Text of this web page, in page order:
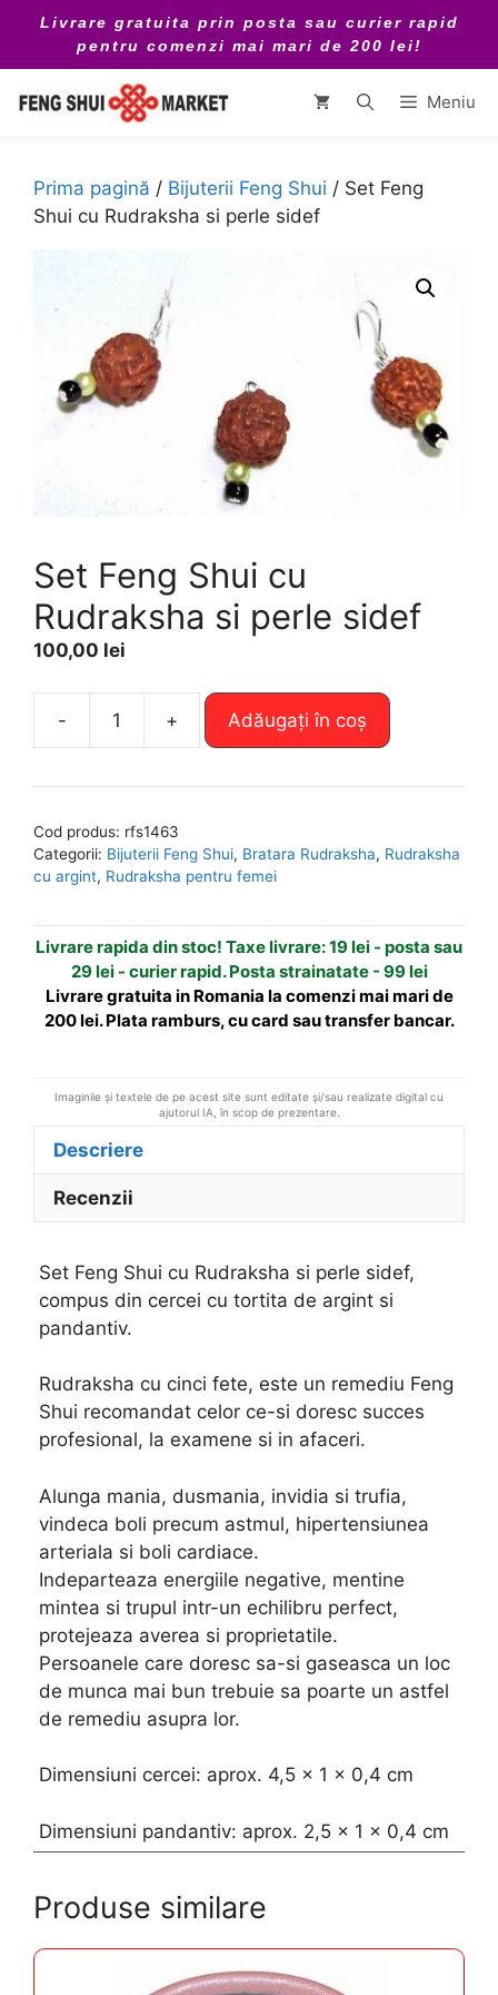
conținut
Livrare gratuita prin posta sau curier rapid
pentru comenzi mai mari de 200 lei!
Meniu
Prima pagină / Bijuterii Feng Shui / Set Feng
Shui cu Rudraksha si perle sidef
Set Feng Shui cu
Rudraksha si perle sidef
100,00 lei
-
Cantitate
Feng
cu
Rudraksha
perle
sidef
+ Adăugați în coș
e
n
a
i
v
Cod produs: rfs1463
Categorii: Bijuterii Feng Shui, Bratara Rudraksha, Rudraksha
cu argint, Rudraksha pentru femei
Livrare rapida din stoc! Taxe livrare: 19 lei - posta sau
29 lei - curier rapid. Posta strainatate - 99 lei
Livrare gratuita in Romania la comenzi mai mari de
200 lei. Plata ramburs, cu card sau transfer bancar.
Imaginile și textele de pe acest site sunt editate și/sau realizate digital cu
ajutorul IA, în scop de prezentare.
Descriere
Recenzii
Set Feng Shui cu Rudraksha si perle sidef,
compus din cercei cu tortita de argint si
pandantiv.
Rudraksha cu cinci fete, este un remediu Feng
Shui recomandat celor ce-si doresc succes
profesional, la examene si in afaceri.
Alunga mania, dusmania, invidia si trufia,
vindeca boli precum astmul, hipertensiunea
arteriala si boli cardiace.
Indeparteaza energiile negative, mentine
mintea si trupul intr-un echilibru perfect,
protejeaza averea si proprietatile.
Persoanele care doresc sa-si gaseasca un loc
de munca mai bun trebuie sa poarte un astfel
de remediu asupra lor.
Dimensiuni cercei: aprox. 4,5 x 1 x 0,4 cm
Dimensiuni pandantiv: aprox. 2,5 x 1 x 0,4 cm
Produse similare